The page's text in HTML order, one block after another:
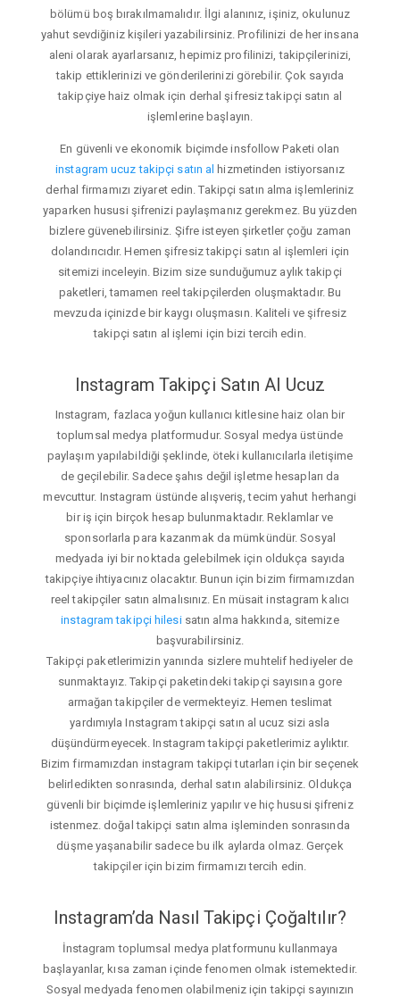
bölümü boş bırakılmamalıdır. İlgi alanınız, işiniz, okulunuz
yahut sevdiğiniz kişileri yazabilirsiniz. Profilinizi de her insana
aleni olarak ayarlarsanız, hepimiz profilinizi, takipçilerinizi,
takip ettiklerinizi ve gönderilerinizi görebilir. Çok sayıda
takipçiye haiz olmak için derhal şifresiz takipçi satın al
işlemlerine başlayın.
En güvenli ve ekonomik biçimde insfollow Paketi olan
instagram ucuz takipçi satın al hizmetinden istiyorsanız
derhal firmamızı ziyaret edin. Takipçi satın alma işlemleriniz
yaparken hususi şifrenizi paylaşmanız gerekmez. Bu yüzden
bizlere güvenebilirsiniz. Şifre isteyen şirketler çoğu zaman
dolandırıcıdır. Hemen şifresiz takipçi satın al işlemleri için
sitemizi inceleyin. Bizim size sunduğumuz aylık takipçi
paketleri, tamamen reel takipçilerden oluşmaktadır. Bu
mevzuda içinizde bir kaygı oluşmasın. Kaliteli ve şifresiz
takipçi satın al işlemi için bizi tercih edin.
Instagram Takipçi Satın Al Ucuz
Instagram, fazlaca yoğun kullanıcı kitlesine haiz olan bir
toplumsal medya platformudur. Sosyal medya üstünde
paylaşım yapılabildiği şeklinde, öteki kullanıcılarla iletişime
de geçilebilir. Sadece şahıs değil işletme hesapları da
mevcuttur. Instagram üstünde alışveriş, tecim yahut herhangi
bir iş için birçok hesap bulunmaktadır. Reklamlar ve
sponsorlarla para kazanmak da mümkündür. Sosyal
medyada iyi bir noktada gelebilmek için oldukça sayıda
takipçiye ihtiyacınız olacaktır. Bunun için bizim firmamızdan
reel takipçiler satın almalısınız. En müsait instagram kalıcı
instagram takipçi hilesisatın alma hakkında, sitemize
başvurabilirsiniz.
Takipçi paketlerimizin yanında sizlere muhtelif hediyeler de
sunmaktayız. Takipçi paketindeki takipçi sayısına gore
armağan takipçiler de vermekteyiz. Hemen teslimat
yardımıyla Instagram takipçi satın al ucuz sizi asla
düşündürmeyecek. Instagram takipçi paketlerimiz aylıktır.
Bizim firmamızdan instagram takipçi tutarları için bir seçenek
belirledikten sonrasında, derhal satın alabilirsiniz. Oldukça
güvenli bir biçimde işlemleriniz yapılır ve hiç hususi şifreniz
istenmez. doğal takipçi satın alma işleminden sonrasında
düşme yaşanabilir sadece bu ilk aylarda olmaz. Gerçek
takipçiler için bizim firmamızı tercih edin.
Instagram’da Nasıl Takipçi Çoğaltılır?
İnstagram toplumsal medya platformunu kullanmaya
başlayanlar, kısa zaman içinde fenomen olmak istemektedir.
Sosyal medyada fenomen olabilmeniz için takipçi sayınızın